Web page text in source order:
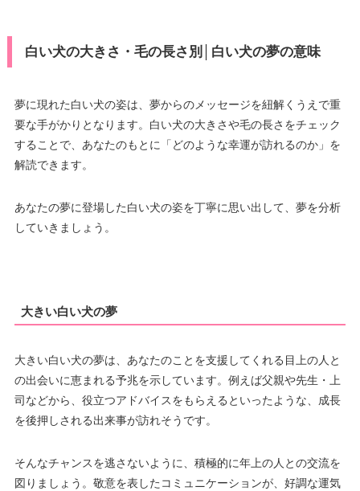
白い犬の大きさ・毛の長さ別│白い犬の夢の意味
夢に現れた白い犬の姿は、夢からのメッセージを紐解くうえで重
要な手がかりとなります。白い犬の大きさや毛の長さをチェック
することで、あなたのもとに「どのような幸運が訪れるのか」を
解読できます。
あなたの夢に登場した白い犬の姿を丁寧に思い出して、夢を分析
していきましょう。
大きい白い犬の夢
大きい白い犬の夢は、あなたのことを支援してくれる目上の人と
の出会いに恵まれる予兆を示しています。例えば父親や先生・上
司などから、役立つアドバイスをもらえるといったような、成長
を後押しされる出来事が訪れそうです。
そんなチャンスを逃さないように、積極的に年上の人との交流を
図りましょう。敬意を表したコミュニケーションが、好調な運気